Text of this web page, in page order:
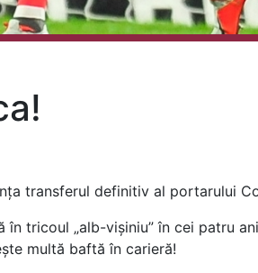
transferul definitiv al portarului
în tricoul „alb-vișiniu” în cei patru
multă baftă în carieră!